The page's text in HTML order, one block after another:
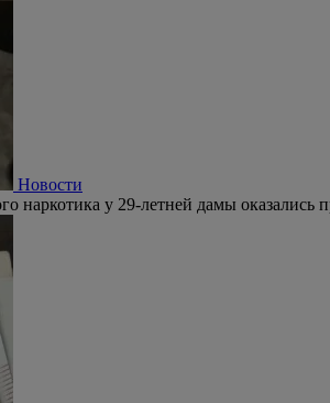
Новости
наркотика у 29-летней дамы